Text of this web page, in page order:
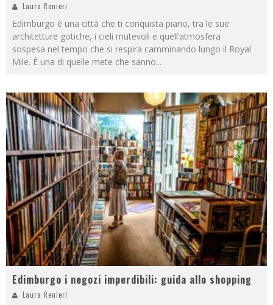
Laura Renieri
Edimburgo è una città che ti conquista piano, tra le sue
architetture gotiche, i cieli mutevoli e quell’atmosfera
sospesa nel tempo che si respira camminando lungo il Royal
Mile. È una di quelle mete che sanno...
Edimburgo i negozi imperdibili: guida allo shopping
Laura Renieri